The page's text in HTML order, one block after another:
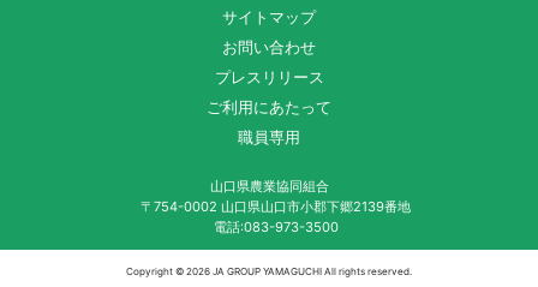
サイトマップ
お問い合わせ
プレスリリース
ご利用にあたって
職員専用
山口県農業協同組合
〒754-0002 山口県山口市小郡下郷2139番地
電話:083-973-3500
Copyright © 2026 JA GROUP YAMAGUCHI All rights reserved.